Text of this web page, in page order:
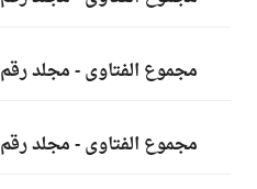
مجموع الفتاوى - مجلد رقم 29
مجموع الفتاوى - مجلد رقم 30